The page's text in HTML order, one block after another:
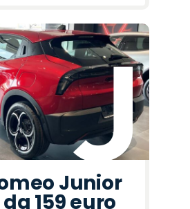
Junior
159 euro